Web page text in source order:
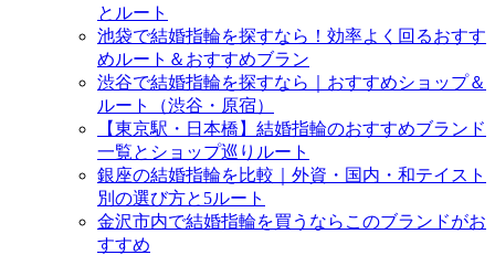
とルート
池袋で結婚指輪を探すなら！効率よく回るおすす
めルート＆おすすめブラン
渋谷で結婚指輪を探すなら｜おすすめショップ＆
ルート（渋谷・原宿）
【東京駅・日本橋】結婚指輪のおすすめブランド
一覧とショップ巡りルート
銀座の結婚指輪を比較｜外資・国内・和テイスト
別の選び方と5ルート
金沢市内で結婚指輪を買うならこのブランドがお
すすめ